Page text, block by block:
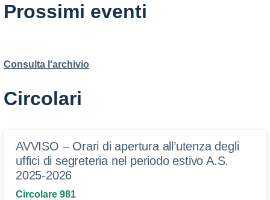
Prossimi eventi
Consulta l'archivio
Circolari
AVVISO – Orari di apertura all’utenza degli
uffici di segreteria nel periodo estivo A.S.
2025-2026
Circolare 981